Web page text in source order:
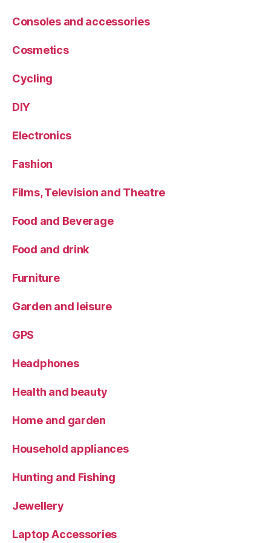
Consoles and accessories
Cosmetics
Cycling
DIY
Electronics
Fashion
Films, Television and Theatre
Food and Beverage
Food and drink
Furniture
Garden and leisure
GPS
Headphones
Health and beauty
Home and garden
Household appliances
Hunting and Fishing
Jewellery
Laptop Accessories